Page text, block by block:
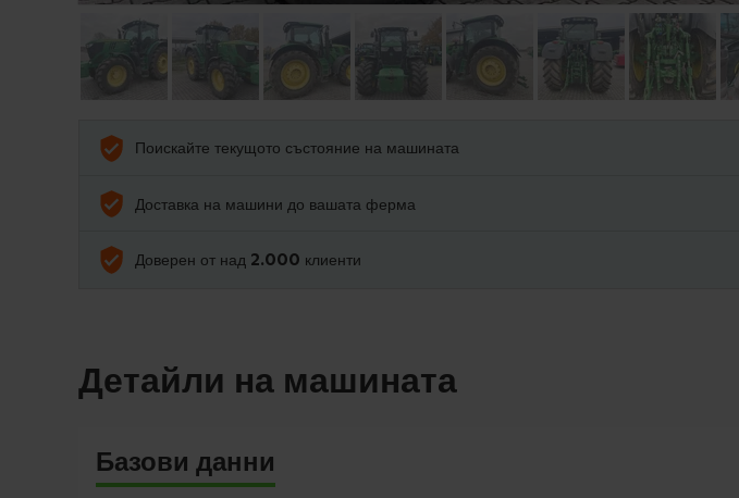
Поискайте текущото състояние на машината
Доставка на машини до вашата ферма
Доверен от над 2.000 клиенти
Детайли на машината
Базови данни